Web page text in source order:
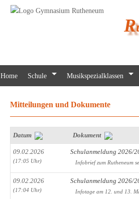
R
Home Schule Musikspezialklassen
Mitteilungen und Dokumente
Datum Dokument
09.02.2026
(17:05 Uhr)
Schulanmeldung 2026/
Infobrief zum Rutheneum
09.02.2026
(17:04 Uhr)
Schulanmeldung 2026/
Infotage am 12. und 13.